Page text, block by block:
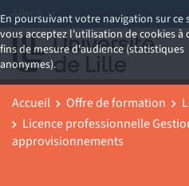
En poursuivant votre navigation sur ce
vous acceptez l'utilisation de cookies à
fins de mesure d'audience (statistiques
anonymes).
Aller à
Accueil Offre de formation
Licence professionnelle
approvisionnements